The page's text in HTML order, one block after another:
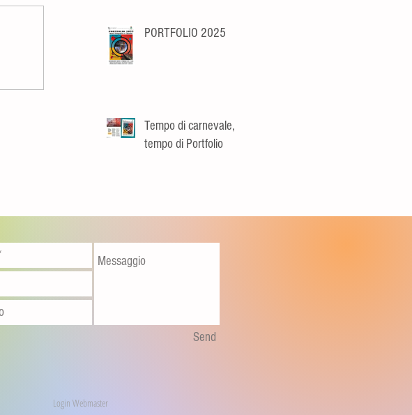
PORTFOLIO 2025
Tempo di carnevale,
tempo di Portfolio
Send
Login Webmaster